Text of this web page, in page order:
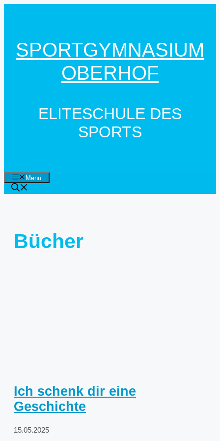
SPORTGYMNASIUM
OBERHOF
ELITESCHULE DES
SPORTS
Menü
Bücher
Ich schenk dir eine
Geschichte
15.05.2025